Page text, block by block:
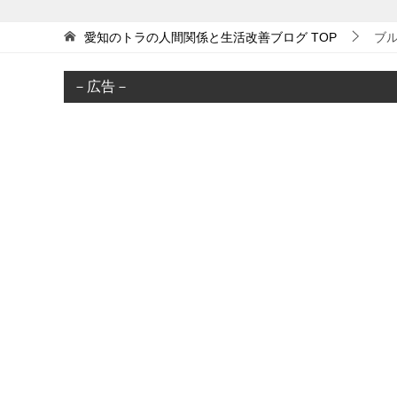
愛知のトラの人間関係と生活改善ブログ TOP ブ
－広告－